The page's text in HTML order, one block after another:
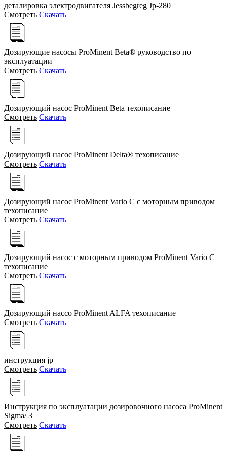
деталировка электродвигателя Jessbegreg Jp-280
Смотреть Скачать
Дозирующие насосы ProMinent Beta® руководство по
эксплуатации
Смотреть Скачать
Дозирующий насоc ProMinent Beta техописание
Смотреть Скачать
Дозирующий насос ProMinent Delta® техописание
Смотреть Скачать
Дозирующий насос ProMinent Vario C c моторным приводом
техописание
Смотреть Скачать
Дозирующий насос с моторным приводом ProMinent Vario C
техописание
Смотреть Скачать
Дозирующий нассо ProMinent ALFA техописание
Смотреть Скачать
инструкция jp
Смотреть Скачать
Инструкция по эксплуатации дозировочного насоса ProMinent
Sigma/ 3
Смотреть Скачать